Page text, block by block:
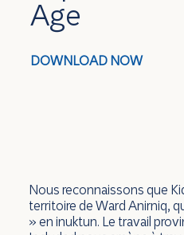
Age
DOWNLOAD NOW
Nous reconnaissons que
territoire de Ward Anirniq,
» en inuktun. Le travail